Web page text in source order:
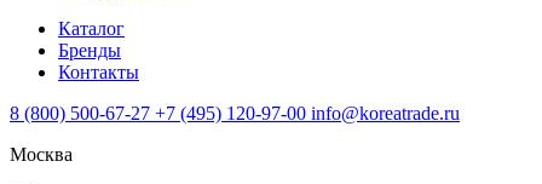
Каталог
Бренды
Контакты
8 (800) 500-67-27 +7 (495) 120-97-00 info@koreatrade.ru
Москва